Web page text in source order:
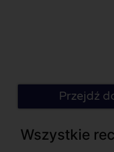
Przejdź
Wszystkie